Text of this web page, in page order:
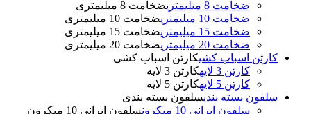
ضخامت 8 میلیمتری
ضخامت 8 میلیمتری
ضخامت 10 میلیمتری
ضخامت 10 میلیمتری
ضخامت 15 میلیمتری
ضخامت 15 میلیمتری
ضخامت 20 میلیمتری
ضخامت 20 میلیمتری
کارتن اسباب کشیکارتن اسباب کشی
کارتن 3 لایه
کارتن 3 لایه
کارتن 5 لایه
کارتن 5 لایه
سلفون بسته بندیسلفون بسته بندی
سلفون ایرانی 10 میکرون
سلفون ایرانی 10 میکرون